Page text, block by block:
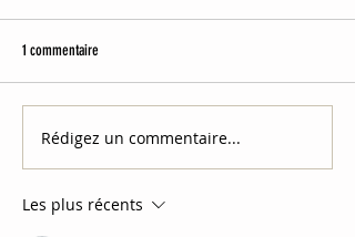
1 commentaire
Rédigez un commentaire...
Les plus récents